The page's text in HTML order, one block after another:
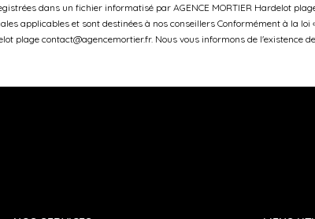
dans un fichier informatisé par AGENCE MORTIER Hardelot
applicables et sont destinées à nos conseillers Conformément à la
plage contact@agencemortier.fr. Nous vous informons de